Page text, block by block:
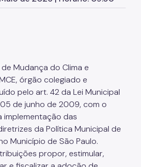
Mudança do Clima e
órgão colegiado e
pelo art. 42 da Lei Municipal
de junho de 2009, com o
implementação das
da Política Municipal de
Município de São Paulo.
propor, estimular,